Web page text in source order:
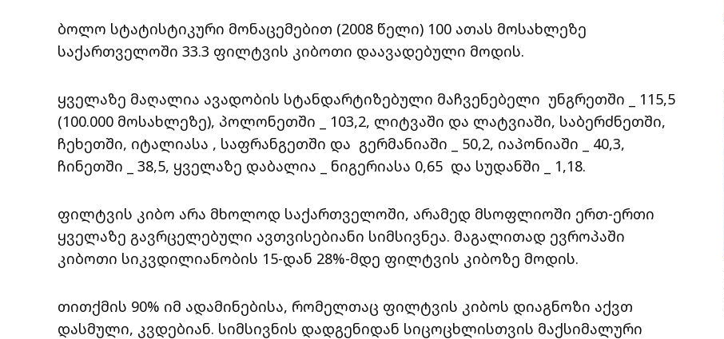
ბოლო სტატისტიკური მონაცემებით (2008 წელი) 100 ათას მოსახლეზე
საქართველოში 33.3 ფილტვის კიბოთი დაავადებული მოდის.
ყველაზე მაღალია ავადობის სტანდარტიზებული მაჩვენებელი უნგრეთში _ 115,5
(100.000 მოსახლეზე), პოლონეთში _ 103,2, ლიტვაში და ლატვიაში, საბერძნეთში,
ჩეხეთში, იტალიასა , საფრანგეთში და გერმანიაში _ 50,2, იაპონიაში _ 40,3,
ჩინეთში _ 38,5, ყველაზე დაბალია _ ნიგერიასა 0,65 და სუდანში _ 1,18.
ფილტვის კიბო არა მხოლოდ საქართველოში, არამედ მსოფლიოში ერთ-ერთი
ყველაზე გავრცელებული ავთვისებიანი სიმსივნეა. მაგალითად ევროპაში
კიბოთი სიკვდილიანობის 15-დან 28%-მდე ფილტვის კიბოზე მოდის.
თითქმის 90% იმ ადამინებისა, რომელთაც ფილტვის კიბოს დიაგნოზი აქვთ
დასმული, კვდებიან. სიმსივნის დადგენიდან სიცოცხლისთვის მაქსიმალური